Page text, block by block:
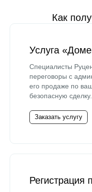
Как
Услуга
Специалисты
переговоры с
его продаже по
безопасную сделку.
Заказать услугу
Регистрация